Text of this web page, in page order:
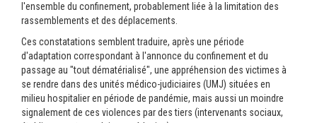
l'ensemble du confinement, probablement liée à la limitation des
rassemblements et des déplacements.
Ces constatations semblent traduire, après une période
d'adaptation correspondant à l'annonce du confinement et du
passage au "tout dématérialisé", une appréhension des victimes à
se rendre dans des unités médico-judiciaires (UMJ) situées en
milieu hospitalier en période de pandémie, mais aussi un moindre
signalement de ces violences par des tiers (intervenants sociaux,